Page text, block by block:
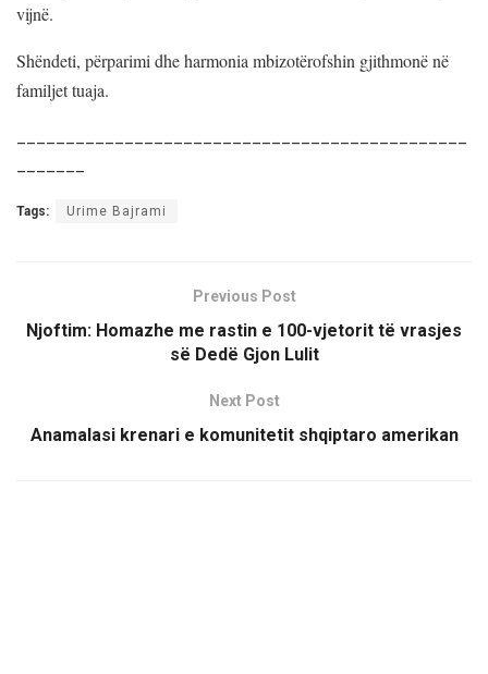
vijnë.
Shëndeti, përparimi dhe harmonia mbizotërofshin gjithmonë në
familjet tuaja.
Tags: Urime Bajrami
Previous Post
Njoftim: Homazhe me rastin e 100-vjetorit të vrasjes
së Dedë Gjon Lulit
Next Post
Anamalasi krenari e komunitetit shqiptaro amerikan